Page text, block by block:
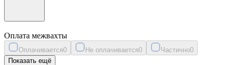
Оплата межвахты
Оплачивается0 Не оплачивается0 Частично0
Показать ещё